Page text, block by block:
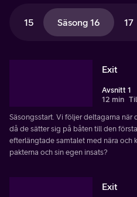
15 Säsong 16 17
Exit
Avsnitt 1
12 min
Säsongsstart. Vi följer deltagarna när
då de sätter sig på båten till den
efterlängtade samtalet med nära och
pakterna och sin egen insats?
Exit